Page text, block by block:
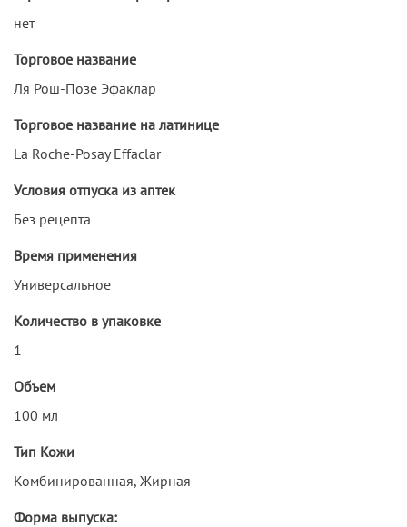
нет
Торговое название
Ля Рош-Позе Эфаклар
Торговое название на латинице
La Roche-Posay Effaclar
Условия отпуска из аптек
Без рецепта
Время применения
Универсальное
Количество в упаковке
1
Объем
100 мл
Тип Кожи
Комбинированная, Жирная
Форма выпуска: